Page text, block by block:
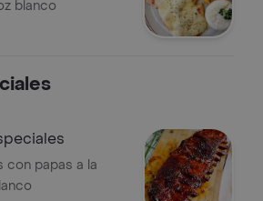
blanco
papas a la